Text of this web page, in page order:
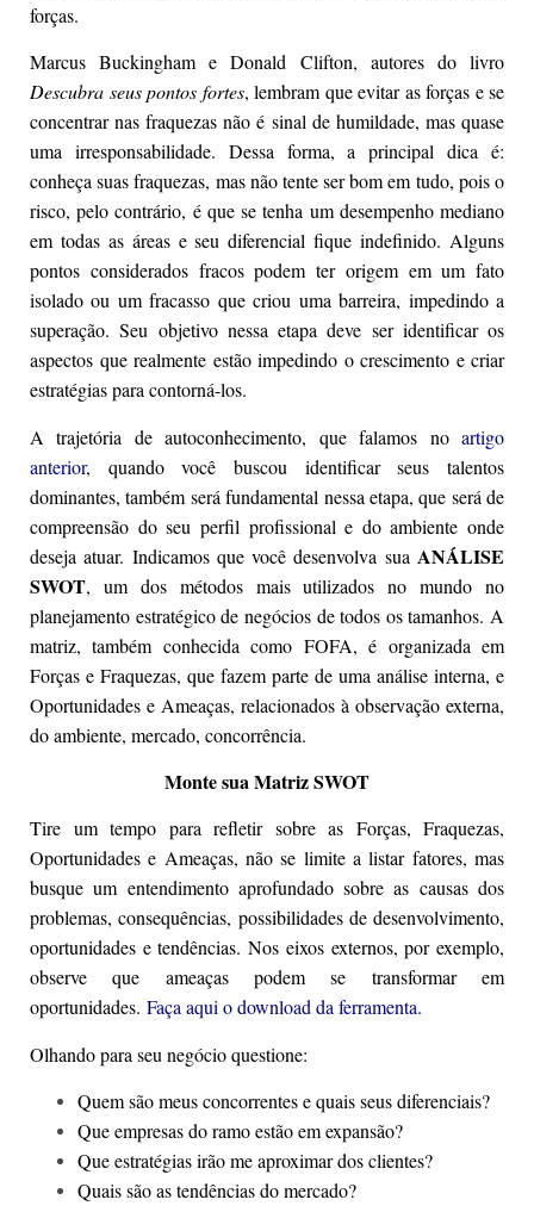
forças.
Marcus Buckingham e Donald Clifton, autores do livro
Descubra seus pontos fortes, lembram que evitar as forças e se
concentrar nas fraquezas não é sinal de humildade, mas quase
uma irresponsabilidade. Dessa forma, a principal dica é:
conheça suas fraquezas, mas não tente ser bom em tudo, pois o
risco, pelo contrário, é que se tenha um desempenho mediano
em todas as áreas e seu diferencial fique indefinido. Alguns
pontos considerados fracos podem ter origem em um fato
isolado ou um fracasso que criou uma barreira, impedindo a
superação. Seu objetivo nessa etapa deve ser identificar os
aspectos que realmente estão impedindo o crescimento e criar
estratégias para contorná-los.
A trajetória de autoconhecimento, que falamos no artigo
anterior, quando você buscou identificar seus talentos
dominantes, também será fundamental nessa etapa, que será de
compreensão do seu perfil profissional e do ambiente onde
deseja atuar. Indicamos que você desenvolva sua ANÁLISE
SWOT, um dos métodos mais utilizados no mundo no
planejamento estratégico de negócios de todos os tamanhos. A
matriz, também conhecida como FOFA, é organizada em
Forças e Fraquezas, que fazem parte de uma análise interna, e
Oportunidades e Ameaças, relacionados à observação externa,
do ambiente, mercado, concorrência.
Monte sua Matriz SWOT
Tire um tempo para refletir sobre as Forças, Fraquezas,
Oportunidades e Ameaças, não se limite a listar fatores, mas
busque um entendimento aprofundado sobre as causas dos
problemas, consequências, possibilidades de desenvolvimento,
oportunidades e tendências. Nos eixos externos, por exemplo,
observe que ameaças podem se transformar em
oportunidades. Faça aqui o download da ferramenta.
Olhando para seu negócio questione:
Quem são meus concorrentes e quais seus diferenciais?
Que empresas do ramo estão em expansão?
Que estratégias irão me aproximar dos clientes?
Quais são as tendências do mercado?